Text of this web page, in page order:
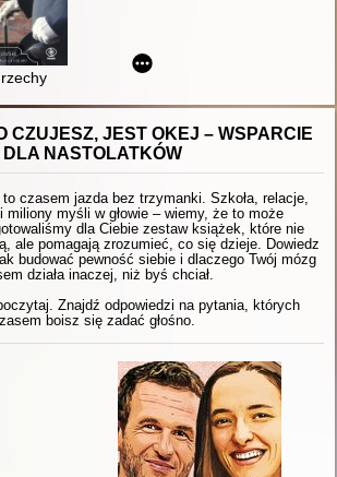
CZUJESZ, JEST OKEJ – WSPARCIE
DLA NASTOLATKÓW
czasem jazda bez trzymanki. Szkoła, relacje,
miliony myśli w głowie – wiemy, że to może
dla Ciebie zestaw książek, które nie
ale pomagają zrozumieć, co się dzieje. Dowiedz
budować pewność siebie i dlaczego Twój mózg
działa inaczej, niż byś chciał.
Znajdź odpowiedzi na pytania, których
boisz się zadać głośno.